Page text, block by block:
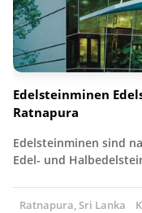
Edelsteinminen
Ratnapura
Edelsteinminen sind
Edel- und
Ratnapura, Sri Lanka